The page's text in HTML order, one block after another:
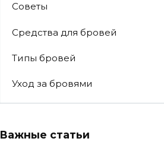
Советы
Средства для бровей
Типы бровей
Уход за бровями
Важные статьи